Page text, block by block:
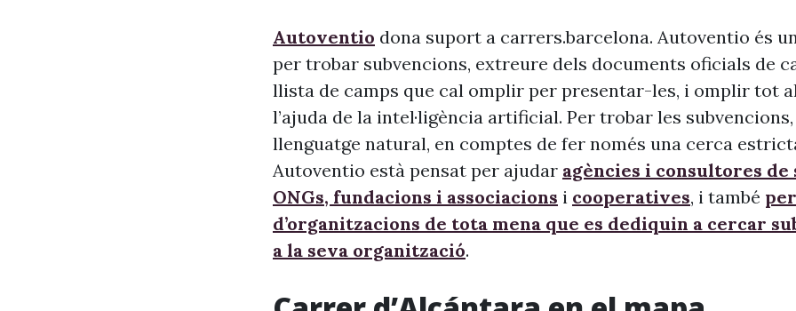
Autoventio dona suport a carrers.barcelona. Autoventio és
per trobar subvencions, extreure dels documents oficials de
llista de camps que cal omplir per presentar-les, i omplir tot
l’ajuda de la intel·ligència artificial. Per trobar les
llenguatge natural, en comptes de fer només una cerca
Autoventio està pensat per ajudar agències i consultores de
ONGs, fundacions i associacions i cooperatives, i també
d’organitzacions de tota mena que es dediquin a cercar
a la seva organització.